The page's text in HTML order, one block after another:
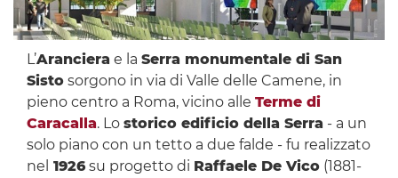
L’Aranciera e la Serra monumentale di San
Sistosorgono in via di Valle delle Camene, in
pieno centro a Roma, vicino alle Terme di
Caracalla. Lo storico edificio della Serra - a un
solo piano con un tetto a due falde - fu realizzato
nel 1926su progetto di Raffaele De Vico(1881-